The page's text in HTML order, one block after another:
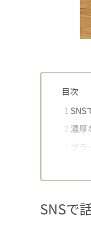
目次
1 SNS
2 濃厚
ブラ
SNSで